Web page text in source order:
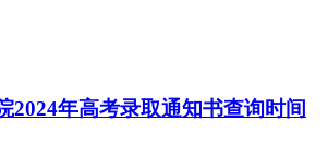
2024年高考录取通知书查询时间